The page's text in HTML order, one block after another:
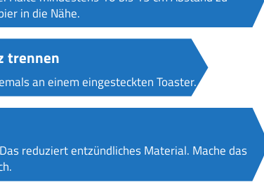
in die Nähe.
trennen
an einem eingesteckten Toaster.
reduziert entzündliches Material. Mache das